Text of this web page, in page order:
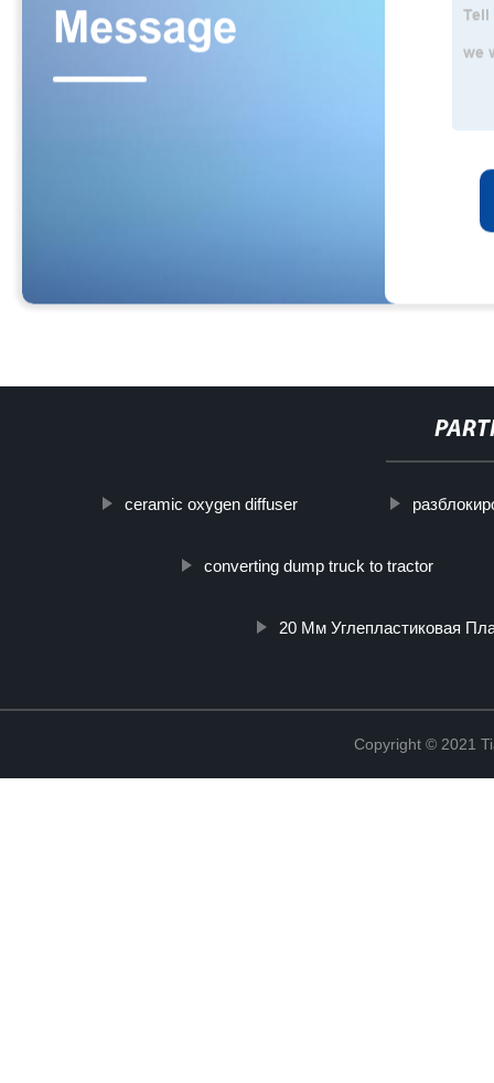
ceramic oxygen diffuser
converting dump truck to tractor
20 Мм Углепластиковая
Copyright © 2021